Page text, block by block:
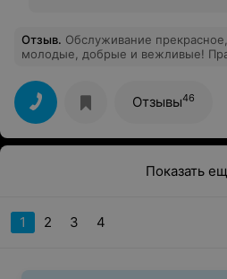
Отзыв. Обслуживание
молодые, добрые и вежливые!
создают угнетенное настроение и
изюминки! Маникюр сделали прекрасно. Была у
высокой девушки с пирсингом с
волосами, к сожалению, не
она сделала всё очень
хорошая. Спасибо! Потом стригла
тоже очень добрая, молодая и
Отзывы46
Показать
1 2 3 4